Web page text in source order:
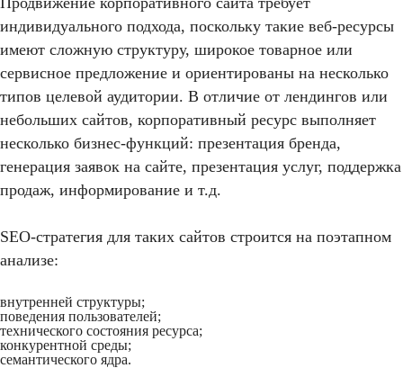
индивидуального подхода, поскольку такие веб-ресурсы
имеют сложную структуру, широкое товарное или
сервисное предложение и ориентированы на несколько
типов целевой аудитории. В отличие от лендингов или
небольших сайтов, корпоративный ресурс выполняет
несколько бизнес-функций: презентация бренда,
генерация заявок на сайте, презентация услуг, поддержка
продаж, информирование и т.д.
SEO-стратегия для таких сайтов строится на поэтапном
анализе:
внутренней структуры;
поведения пользователей;
технического состояния ресурса;
конкурентной среды;
семантического ядра.